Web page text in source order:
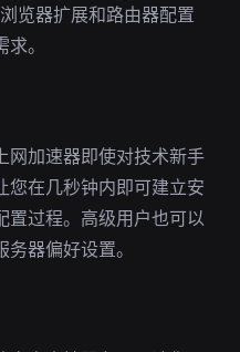
览器扩展和路由器配置
。
网加速器即使对技术新手
您在几秒钟内即可建立安
置过程。高级用户也可以
器偏好设置。